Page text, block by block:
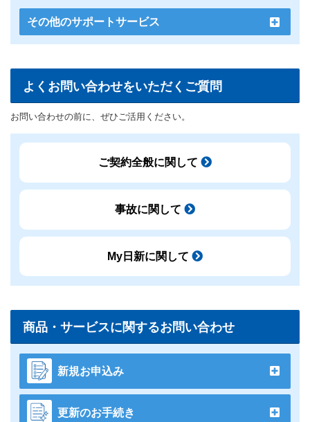
その他のサポートサービス
よくお問い合わせをいただくご質問
お問い合わせの前に、ぜひご活用ください。
ご契約全般に関して
事故に関して
My日新に関して
商品・サービスに関するお問い合わせ
新規お申込み
更新のお手続き